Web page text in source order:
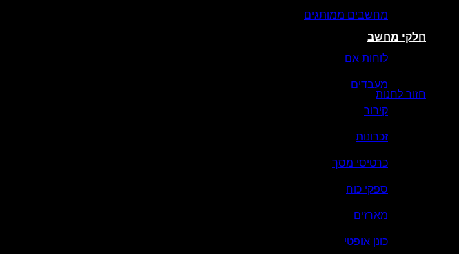
חזור לחנות
מחשבים ממותגים
חלקי מחשב
לוחות אם
מעבדים
קירור
זכרונות
כרטיסי מסך
ספקי כוח
מארזים
כונן אופטי